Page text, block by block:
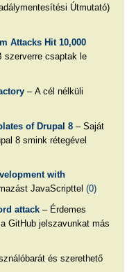
Útmutató)
Attacks Hit 10,000
szerverre csaptak le
– A cél nélküli
of Drupal 8– Saját
8 smink rétegével
with
JavaScripttel (0)
attack– Érdemes
GitHub jelszavunkat más
és szerethető